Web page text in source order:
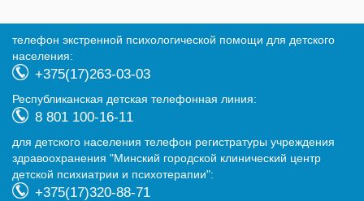
телефон экстренной психологической помощи для детского
населения:
+375(17)263-03-03
Республиканская детская телефонная линия:
8 801 100-16-11
для детского населения телефон регистратуры учреждения
здравоохранения "Минский городской клинический центр
детской психиатрии и психотерапии":
+375(17)320-88-71